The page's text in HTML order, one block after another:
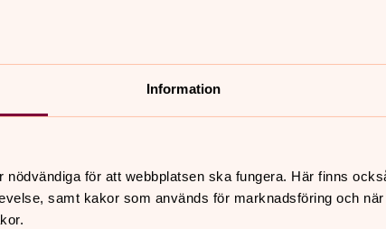
Information
för att webbplatsen ska fungera. Här finns
samt kakor som används för marknadsföring och